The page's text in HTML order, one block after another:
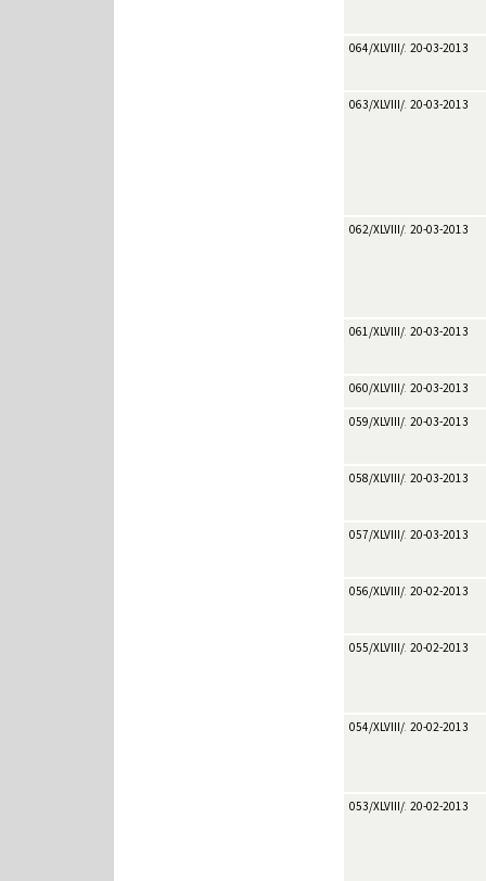
064/XLVIII/201320-03-2013
063/XLVIII/201320-03-2013
062/XLVIII/201320-03-2013
061/XLVIII/201320-03-2013
060/XLVIII/201320-03-2013
059/XLVIII/201320-03-2013
058/XLVIII/201320-03-2013
057/XLVIII/201320-03-2013
056/XLVIII/201320-02-2013
055/XLVIII/201320-02-2013
054/XLVIII/201320-02-2013
053/XLVIII/201320-02-2013